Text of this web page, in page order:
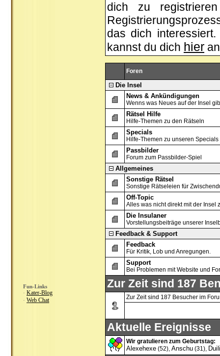
Fun-Links
· Kater-Blog
· Web Chat
dich zu
das dich
kannst du dich hier
Foren
Die Insel
News & Ankündigungen
Wenns was Neues auf der Insel
Rätsel Hilfe
Hilfe-Themen zu den Rätseln
Specials
Hilfe-Themen zu unseren Specials
Passbilder
Forum zum Passbilder-Spiel
Allgemeines
Sonstige Rätsel
Sonstige Rätseleien für
Off-Topic
Alles was nicht direkt mit der Insel
Die Insulaner
Vorstellungsbeiträge unserer
Feedback & Support
Feedback
Für Kritik, Lob und Anregungen.
Support
Bei Problemen mit Website und
Zur Zeit sind 187
Zur Zeit sind 187 Besucher im
Aktuelle Ereignisse
Wir gratulieren zum Geburtstag:
Alexehexe (52), Anschu (31),